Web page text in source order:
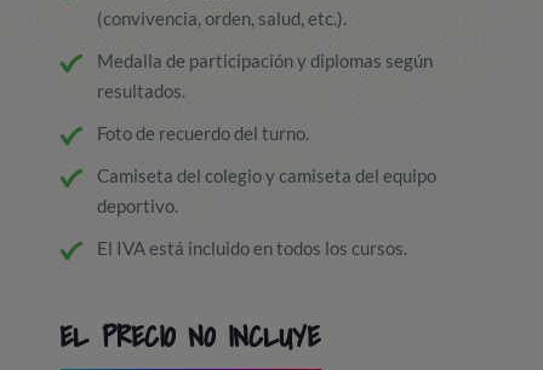
(convivencia, orden, salud, etc.).
Medalla de participación y diplomas según
resultados.
Foto de recuerdo del turno.
Camiseta del colegio y camiseta del equipo
deportivo.
El IVA está incluido en todos los cursos.
EL PRECIO NO INCLUYE